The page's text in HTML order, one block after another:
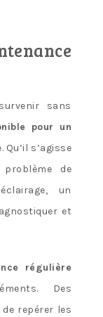
sans
pour un
s’agisse
de
un
et
régulière
Des
repérer les